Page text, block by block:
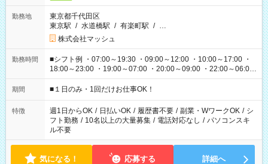
勤務地
東京都千代田区
東京駅 / 水道橋駅 / 有楽町駅 / …
株式会社マッシュ
勤務時間
■シフト例 ・07:00～19:30 ・09:00～12:00 ・10:00～17:00 ・
18:00～23:00 ・19:00～07:00 ・20:00～09:00 ・22:00～06:00
etc ★最短で3時間で5,120円のお仕事から 15時間で2万円近く稼
げるお仕事も！ ご希望のお時間に合わせてご紹介！ ※シフトは
ください！
期間 ■１日のみ・1回だけお仕事OK！
特徴 週1日からOK / 日払いOK / 履歴書不要 / 副業・WワークOK / シ
フト勤務 / 10名以上の大量募集 / 電話対応なし / パソコンスキ
ル不要
気になる！ 応募する 詳細へ